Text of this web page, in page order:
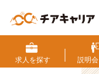
求人を探す 説明